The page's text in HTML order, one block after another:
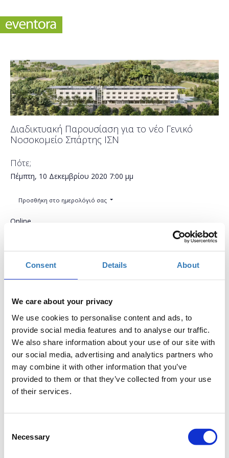
Consent Details About
We care about your privacy
We use cookies to personalise content and ads, to
provide social media features and to analyse our traffic.
We also share information about your use of our site with
our social media, advertising and analytics partners who
may combine it with other information that you’ve
provided to them or that they’ve collected from your use
of their services.
Selection
Necessary
Διαδικτυακή Παρουσίαση για το νέο Γενικό
Νοσοκομείο Σπάρτης ΙΣΝ
Πότε;
Πέμπτη, 10 Δεκεμβρίου 2020 7:00 μμ
Προσθήκη στο ημερολόγιό σας
Online
Συμμετοχή Η περίοδος εγγραφών έχει λήξει.
Ένα υπερσύγχρονο, δημόσιο νοσοκομείο διεθνών
προδιαγραφών στην πόλη της Σπάρτης, με ιατρο-
διαγνωστικό εξοπλισμό τελευταίας τεχνολογίας, που
περιλαμβάνει αποκλειστικά μονόκλινα και δίκλινα δωμάτια
νοσηλείας, σχεδιασμένο να είναι ενεργειακά αποδοτικό και
προσβάσιμο για όλους τους ασθενείς.
νέο Γενικό
Νοσοκομείο Σπάρτης ΙΣΝ
με αποκλειστική δωρεά από το